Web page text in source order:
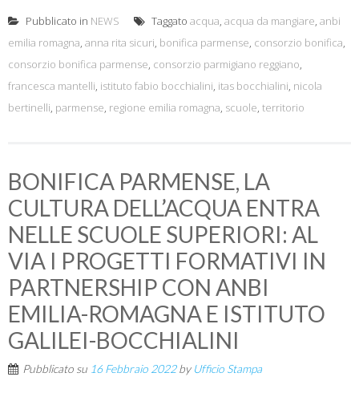
Pubblicato in NEWS Taggato acqua, acqua da mangiare, anbi
emilia romagna, anna rita sicuri, bonifica parmense, consorzio bonifica,
consorzio bonifica parmense, consorzio parmigiano reggiano,
francesca mantelli, istituto fabio bocchialini, itas bocchialini, nicola
bertinelli, parmense, regione emilia romagna, scuole, territorio
BONIFICA PARMENSE, LA
CULTURA DELL’ACQUA ENTRA
NELLE SCUOLE SUPERIORI: AL
VIA I PROGETTI FORMATIVI IN
PARTNERSHIP CON ANBI
EMILIA-ROMAGNA E ISTITUTO
GALILEI-BOCCHIALINI
Pubblicato su 16 Febbraio 2022by Ufficio Stampa